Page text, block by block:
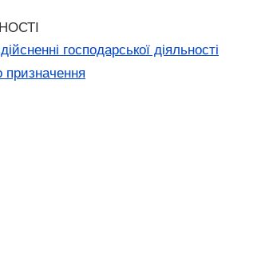
господарської діяльності
призначення